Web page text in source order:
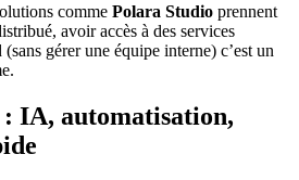
comme Polara Studio prennent
avoir accès à des services
gérer une équipe interne) c’est un
: IA, automatisation,